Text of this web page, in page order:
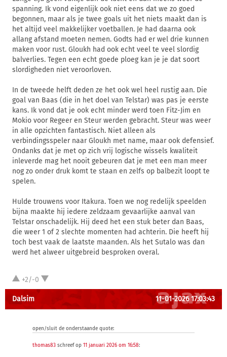
spanning. Ik vond eigenlijk ook niet eens dat we zo goed
begonnen, maar als je twee goals uit het niets maakt dan is
het altijd veel makkelijker voetballen. Je had daarna ook
allang afstand moeten nemen. Godts had er wel drie kunnen
maken voor rust. Gloukh had ook echt veel te veel slordig
balverlies. Tegen een echt goede ploeg kan je je dat soort
slordigheden niet veroorloven.
In de tweede helft deden ze het ook wel heel rustig aan. Die
goal van Baas (die in het doel van Telstar) was pas je eerste
kans. Ik vond dat je ook echt minder werd toen Fitz-Jim en
Mokio voor Regeer en Steur werden gebracht. Steur was weer
in alle opzichten fantastisch. Niet alleen als
verbindingsspeler naar Gloukh met name, maar ook defensief.
Ondanks dat je met op zich vrij logische wissels kwaliteit
inleverde mag het nooit gebeuren dat je met een man meer
nog zo onder druk komt te staan en zelfs op balbezit loopt te
spelen.
Hulde trouwens voor Itakura. Toen we nog redelijk speelden
bijna maakte hij iedere zeldzaam gevaarlijke aanval van
Telstar onschadelijk. Hij deed het een stuk beter dan Baas,
die weer 1 of 2 slechte momenten had achterin. Die heeft hij
toch best vaak de laatste maanden. Als het Sutalo was dan
werd het alweer uitgebreid besproken overal.
+2/-0
Dalsim 11-01-2026 17:03:43
open/sluit de onderstaande quote:
thomas83 schreef op 11 januari 2026 om 16:58: